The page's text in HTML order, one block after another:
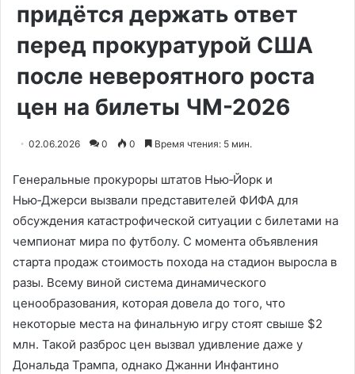
придётся держать ответ
перед прокуратурой США
после невероятного роста
цен на билеты ЧМ-2026
02.06.2026 0 0 Время чтения: 5 мин.
Генеральные прокуроры штатов Нью‑Йорк и
Нью‑Джерси вызвали представителей ФИФА для
обсуждения катастрофической ситуации с билетами на
чемпионат мира по футболу. С момента объявления
старта продаж стоимость похода на стадион выросла в
разы. Всему виной система динамического
ценообразования, которая довела до того, что
некоторые места на финальную игру стоят свыше $2
млн. Такой разброс цен вызвал удивление даже у
Дональда Трампа, однако Джанни Инфантино